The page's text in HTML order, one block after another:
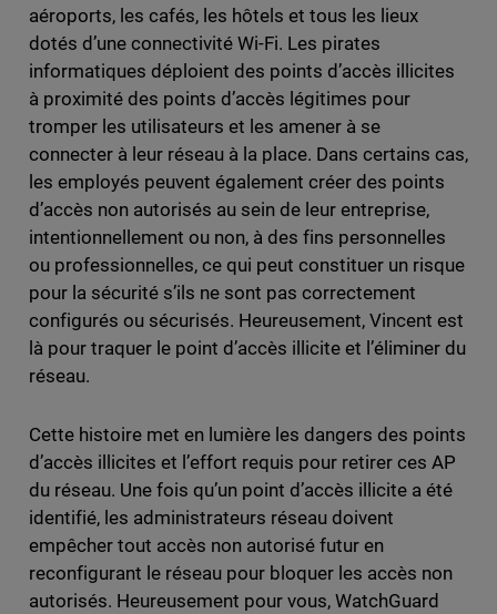
aéroports, les cafés, les hôtels et tous les lieux
dotés d’une connectivité Wi-Fi. Les pirates
informatiques déploient des points d’accès illicites
à proximité des points d’accès légitimes pour
tromper les utilisateurs et les amener à se
connecter à leur réseau à la place. Dans certains cas,
les employés peuvent également créer des points
d’accès non autorisés au sein de leur entreprise,
intentionnellement ou non, à des fins personnelles
ou professionnelles, ce qui peut constituer un risque
pour la sécurité s’ils ne sont pas correctement
configurés ou sécurisés. Heureusement, Vincent est
là pour traquer le point d’accès illicite et l’éliminer du
réseau.
Cette histoire met en lumière les dangers des points
d’accès illicites et l’effort requis pour retirer ces AP
du réseau. Une fois qu’un point d’accès illicite a été
identifié, les administrateurs réseau doivent
empêcher tout accès non autorisé futur en
reconfigurant le réseau pour bloquer les accès non
autorisés. Heureusement pour vous, WatchGuard